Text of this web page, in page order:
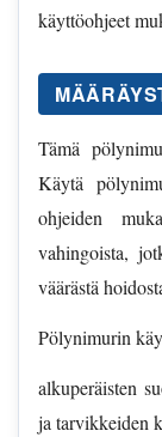
käyttöohjeet
Tämä
Käytä
ohjeiden
vahingoista,
väärästä
Pölynimurin
alkuperäisten
ja tarvikkeiden